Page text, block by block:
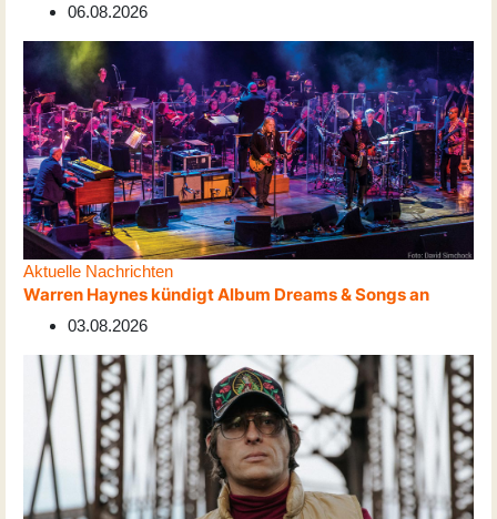
06.08.2026
Aktuelle Nachrichten
Warren Haynes kündigt Album Dreams & Songs an
03.08.2026